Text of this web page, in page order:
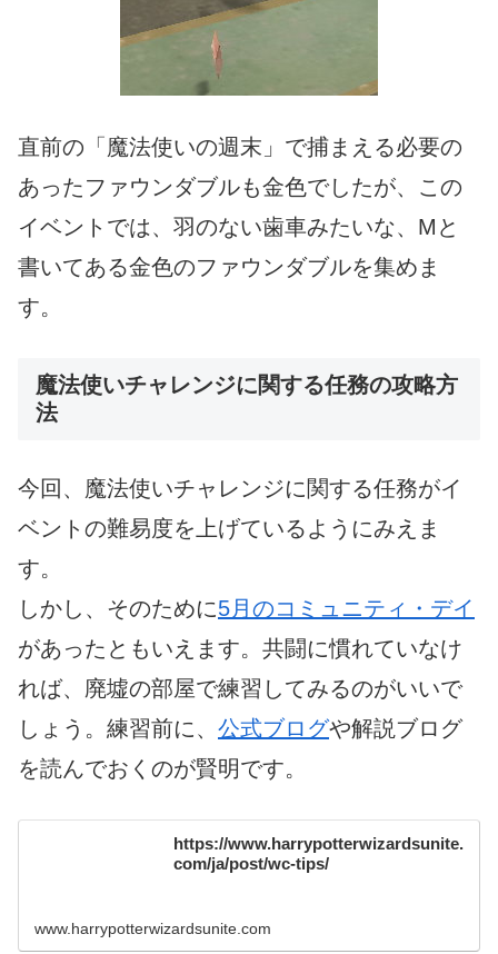
直前の「魔法使いの週末」で捕まえる必要の
あったファウンダブルも金色でしたが、この
イベントでは、羽のない歯車みたいな、Mと
書いてある金色のファウンダブルを集めま
す。
魔法使いチャレンジに関する任務の攻略方
法
今回、魔法使いチャレンジに関する任務がイ
ベントの難易度を上げているようにみえま
す。
しかし、そのために5月のコミュニティ・デイ
があったともいえます。共闘に慣れていなけ
れば、廃墟の部屋で練習してみるのがいいで
しょう。練習前に、 公式ブログや解説ブログ
を読んでおくのが賢明です。
https://www.harrypotterwizardsunite.
com/ja/post/wc-tips/
www.harrypotterwizardsunite.com